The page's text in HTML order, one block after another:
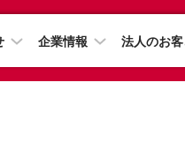
企業情報 法人のお客